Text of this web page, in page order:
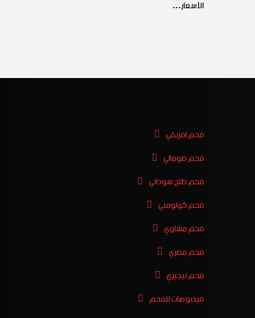
الأسعار…
فحم افريقي
فحم صومالي
فحم طلح سوداني
فحم كولومبي
فحم مشاوي
فحم مصري
فحم نيجيري
فيدبوهات للفحم